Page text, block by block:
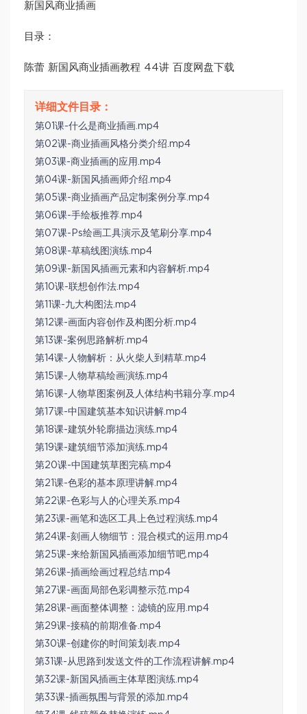
新国风商业插画
目录：
陈蕾 新国风商业插画教程 44讲 百度网盘下载
第01课-什么是商业插画.mp4
第02课-商业插画风格分类介绍.mp4
第03课-商业插画的应用.mp4
第04课-新国风插画师介绍.mp4
第05课-商业插画产品定制案例分享.mp4
第06课-手绘板推荐.mp4
第07课-Ps绘画工具演示及笔刷分享.mp4
第08课-草稿线图演练.mp4
第09课-新国风插画元素和内容解析.mp4
第10课-联想创作法.mp4
第11课-九大构图法.mp4
第12课-画面内容创作及构图分析.mp4
第13课-案例思路解析.mp4
第14课-人物解析：从火柴人到精草.mp4
第15课-人物草稿绘画演练.mp4
第16课-人物草图案例及人体结构书籍分享.mp4
第17课-中国建筑基本知识讲解.mp4
第18课-建筑外轮廓描边演练.mp4
第19课-建筑细节添加演练.mp4
第20课-中国建筑草图完稿.mp4
第21课-色彩的基本原理讲解.mp4
第22课-色彩与人的心理关系.mp4
第23课-画笔和选区工具上色过程演练.mp4
第24课-刻画人物细节：混合模式的运用.mp4
第25课-来给新国风插画添加细节吧.mp4
第26课-插画绘画过程总结.mp4
第27课-画面局部色彩调整示范.mp4
第28课-画面整体调整：滤镜的应用.mp4
第29课-接稿的前期准备.mp4
第30课-创建你的时间策划表.mp4
第31课-从思路到发送文件的工作流程讲解.mp4
第32课-新国风插画主体草图演练.mp4
第33课-插画氛围与背景的添加.mp4